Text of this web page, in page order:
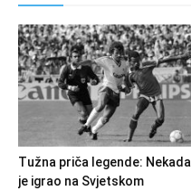
Tužna priča legende: Nekada
je igrao na Svjetskom